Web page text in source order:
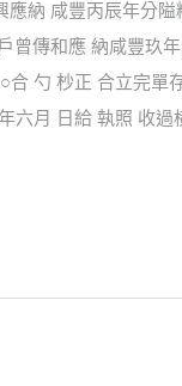
納 咸豐丙辰年分
曾傳和應 納咸豐
勺 杪正 合立完
六月 日給 執照 收